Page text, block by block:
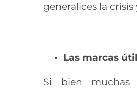
generalices la
Las marcas
Si bien muchas